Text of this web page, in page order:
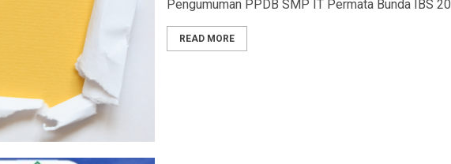
Pengumuman PPDB SMP IT Permata Bunda IBS
READ MORE